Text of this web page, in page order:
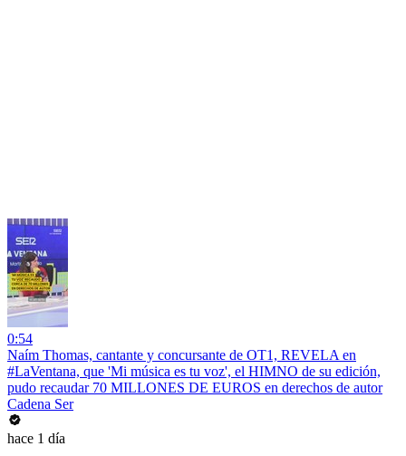
0:54
Naím Thomas, cantante y concursante de OT1, REVELA en
#LaVentana, que 'Mi música es tu voz', el HIMNO de su edición,
pudo recaudar 70 MILLONES DE EUROS en derechos de autor
Cadena Ser
hace 1 día